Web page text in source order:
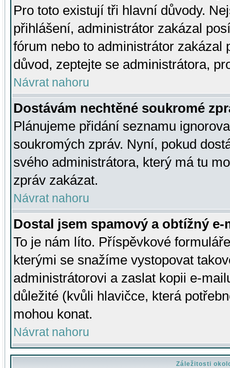
Pro toto existují tři hlavní důvody.
přihlášení, administrátor zakázal
fórum nebo to administrátor zakázal
důvod, zeptejte se administrátora,
Návrat nahoru
Dostávám nechtěné soukromé
Plánujeme přidání seznamu
soukromých zpráv. Nyní, pokud
svého administrátora, který má tu
zpráv zakázat.
Návrat nahoru
Dostal jsem spamový a obtížný
To je nám líto. Příspěvkové
kterými se snažíme vystopovat
administrátorovi a zaslat kopii e-
důležité (kvůli hlavičce, která
mohou konat.
Návrat nahoru
Záležitosti